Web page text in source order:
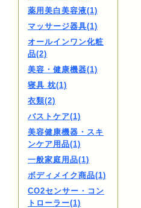
薬用美白美容液(1)
マッサージ器具(1)
オールインワン化粧
品(2)
美容・健康機器(1)
寝具 枕(1)
衣類(2)
バストケア(1)
美容健康機器・スキ
ンケア用品(1)
一般家庭用品(1)
ボディメイク商品(1)
CO2センサー・コン
トローラー(1)